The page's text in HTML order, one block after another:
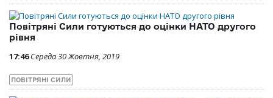
Повітряні Сили готуються до оцінки НАТО другого
рівня
17:46 Середа 30 Жовтня, 2019
ПОВІТРЯНІ СИЛИ